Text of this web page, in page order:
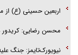
اربعین حسینی (ع) از
محسن رضایی: کریدور
نیویورک‌تایمز: جنگ